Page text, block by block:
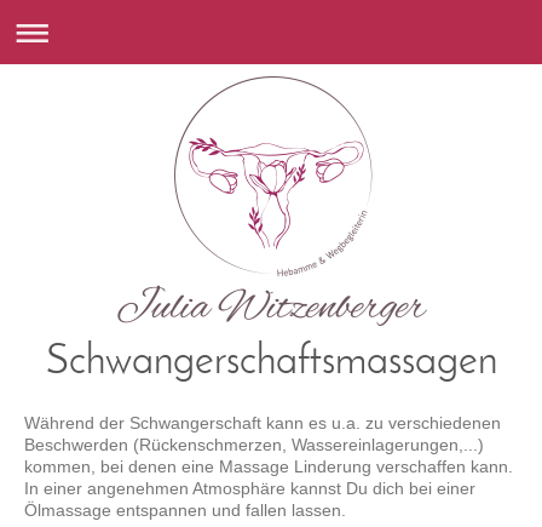
Schwangerschaftsmassagen
Während der Schwangerschaft kann es u.a. zu verschiedenen
Beschwerden (Rückenschmerzen, Wassereinlagerungen,...)
kommen, bei denen eine Massage Linderung verschaffen kann.
In einer angenehmen Atmosphäre kannst Du dich bei einer
Ölmassage entspannen und fallen lassen.